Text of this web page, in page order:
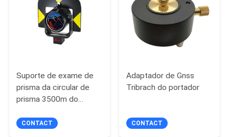
PRIVACY
Suporte de exame de
prisma da circular de
prisma 3500m do
CONTACT
Adaptador de Gnss
Tribrach do portador
CONTACT